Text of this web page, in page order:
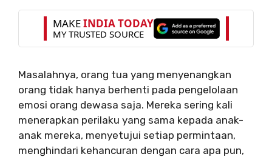
Masalahnya, orang tua yang menyenangkan
orang tidak hanya berhenti pada pengelolaan
emosi orang dewasa saja. Mereka sering kali
menerapkan perilaku yang sama kepada anak-
anak mereka, menyetujui setiap permintaan,
menghindari kehancuran dengan cara apa pun,